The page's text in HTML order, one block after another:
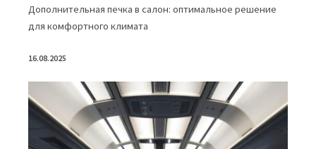
Дополнительная печка в салон: оптимальное решение
для комфортного климата
16.08.2025